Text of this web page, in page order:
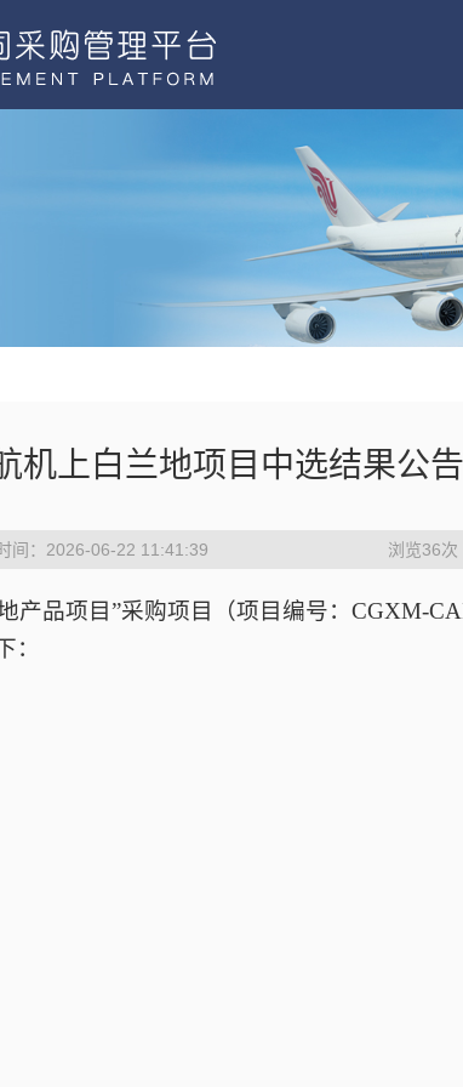
机上白兰地项目中选结果公告
间：2026-06-22 11:41:39 浏览36次
产品项目”采购项目（项目编号： CGXM-
：